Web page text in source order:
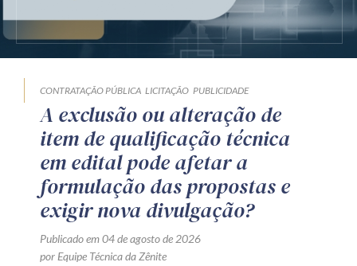
CONTRATAÇÃO PÚBLICA LICITAÇÃO PUBLICIDADE
A exclusão ou alteração de
item de qualificação técnica
em edital pode afetar a
formulação das propostas e
exigir nova divulgação?
Publicado em 04 de agosto de 2026
por Equipe Técnica da Zênite